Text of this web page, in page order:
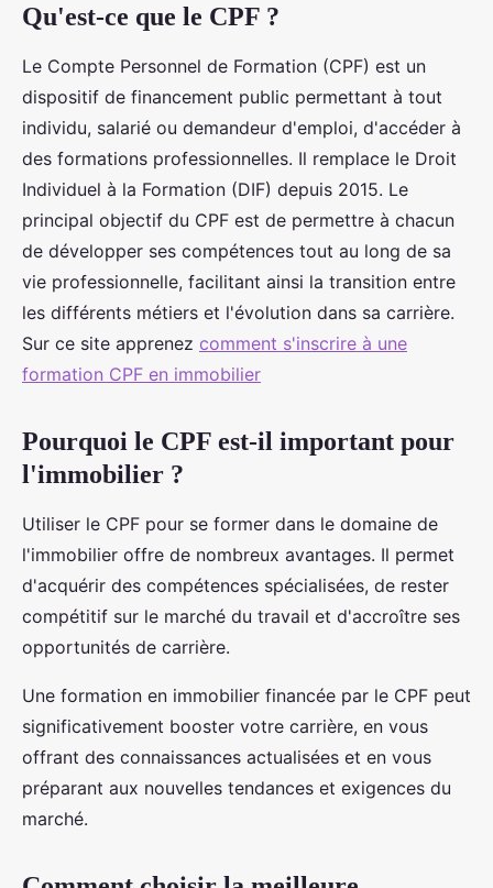
Qu'est-ce que le CPF ?
Le Compte Personnel de Formation (CPF) est un
dispositif de financement public permettant à tout
individu, salarié ou demandeur d'emploi, d'accéder à
des formations professionnelles. Il remplace le Droit
Individuel à la Formation (DIF) depuis 2015. Le
principal objectif du CPF est de permettre à chacun
de développer ses compétences tout au long de sa
vie professionnelle, facilitant ainsi la transition entre
les différents métiers et l'évolution dans sa carrière.
Sur ce site apprenez comment s'inscrire à une
formation CPF en immobilier
Pourquoi le CPF est-il important pour
l'immobilier ?
Utiliser le CPF pour se former dans le domaine de
l'immobilier offre de nombreux avantages. Il permet
d'acquérir des compétences spécialisées, de rester
compétitif sur le marché du travail et d'accroître ses
opportunités de carrière.
Une formation en immobilier financée par le CPF peut
significativement booster votre carrière, en vous
offrant des connaissances actualisées et en vous
préparant aux nouvelles tendances et exigences du
marché.